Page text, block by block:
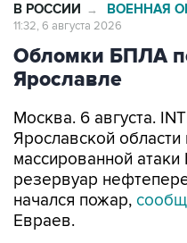
В РОССИИ → ВОЕННАЯ
11:32, 6 августа 2026
Обломки БПЛА
Ярославле
Москва. 6 августа.
Ярославской
массированной
резервуар
начался пожар,
Евраев.